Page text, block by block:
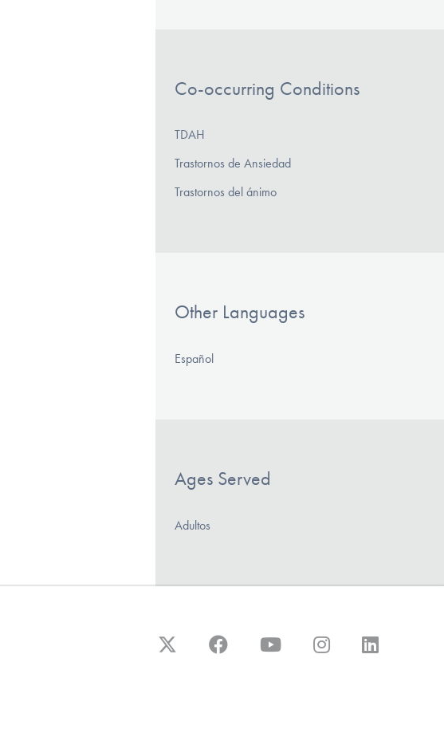
Co-occurring Conditions
TDAH
Trastornos de Ansiedad
Trastornos del ánimo
Other Languages
Español
Ages Served
Adultos